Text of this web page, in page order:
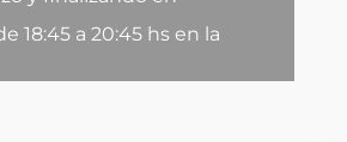
18:45 a 20:45 hs en la